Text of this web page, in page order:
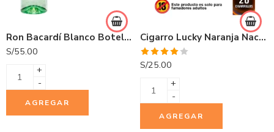
Ron Bacardí Blanco Botella 750ml
S/55.00
+
-
AGREGAR
Cigarro Lucky Naranja Nacional 20 und
Valorado
con
S/25.00
+
-
AGREGAR